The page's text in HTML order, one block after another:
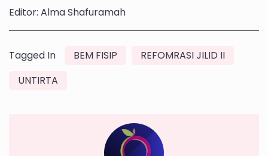
Editor: Alma Shafuramah
Tagged In BEM FISIP
REFOMRASI JILID II
UNTIRTA